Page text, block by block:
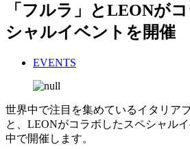
「フルラ」とLEONが
シャルイベントを開催
EVENTS
世界中で注目を集めているイタリア
と、LEONがコラボしたスペシャル
中で開催します。